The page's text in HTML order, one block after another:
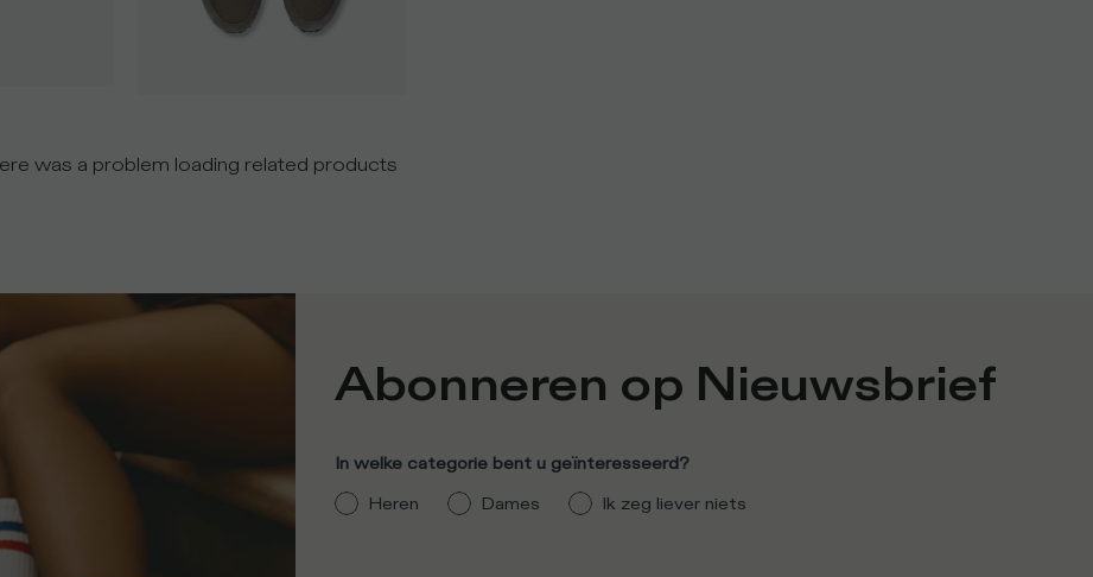
was a problem loading related products
Abonneren op Nieuwsbrief
In welke categorie bent u geïnteresseerd?
Heren
Dames Ik zeg liever niets